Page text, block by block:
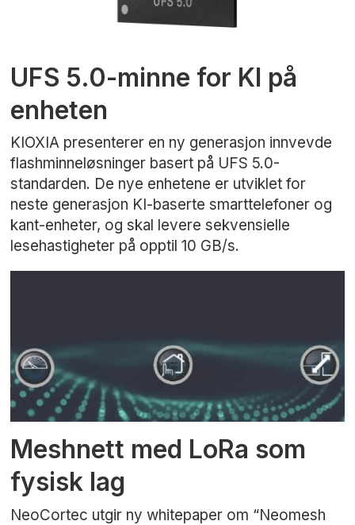
UFS 5.0-minne for KI på
enheten
KIOXIA presenterer en ny generasjon innvevde
flashminneløsninger basert på UFS 5.0-
standarden. De nye enhetene er utviklet for
neste generasjon KI-baserte smarttelefoner og
kant-enheter, og skal levere sekvensielle
lesehastigheter på opptil 10 GB/s.
Meshnett med LoRa som
fysisk lag
NeoCortec utgir ny whitepaper om “Neomesh